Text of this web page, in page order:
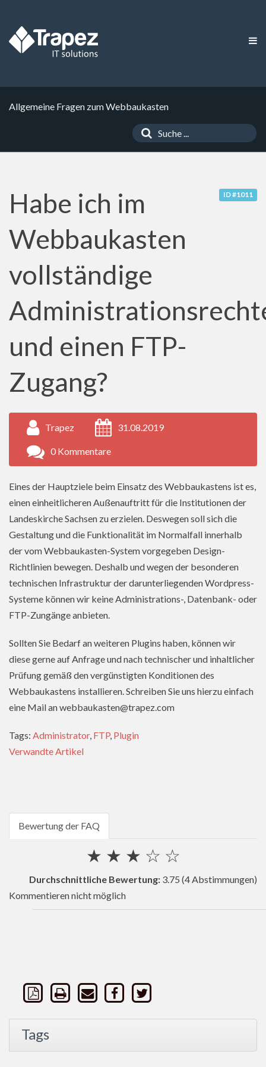
Allgemeine Fragen zum Webbaukasten
ID #1011
Habe ich im
Webbaukasten
vollständige
und einen FTP-
Zugang?
Trapez 31.08.2019
0 Kommentare
Eines der Hauptziele beim Einsatz des Webbaukastens ist es,
einen einheitlicheren Außenauftritt für die Institutionen der
Landeskirche Sachsen zu erzielen. Deswegen soll sich die
Gestaltung und die Funktionalität im Normalfall innerhalb
der vom Webbaukasten-System vorgegeben Design-
Richtlinien bewegen. Deshalb und wegen der besonderen
technischen Infrastruktur der darunterliegenden Wordpress-
Systeme können wir keine Administrations-, Datenbank- oder
FTP-Zungänge anbieten.
Sollten Sie Bedarf an weiteren Plugins haben, können wir
diese gerne auf Anfrage und nach technischer und inhaltlicher
Prüfung gemäß den vergünstigten Konditionen des
Webbaukastens installieren. Schreiben Sie uns hierzu einfach
eine Mail an webbaukasten@trapez.com
Tags: Administrator, FTP, Plugin
Verwandte Artikel
Bewertung der FAQ
☆
☆
★
★
★
Durchschnittliche Bewertung: 3.75 (4 Abstimmungen)
Kommentieren nicht möglich
Tags